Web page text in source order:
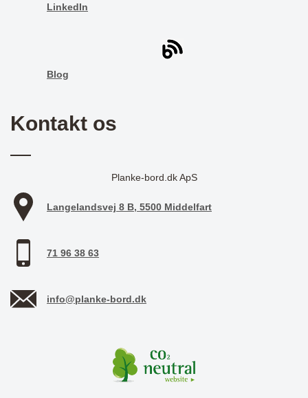
LinkedIn
Blog
Kontakt os
Planke-bord.dk ApS
Langelandsvej 8 B, 5500 Middelfart
71 96 38 63
info@planke-bord.dk